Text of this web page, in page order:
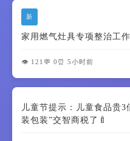
新
家用燃气灶具专项整治工作
👁️ 121 💬 0 ⏰ 5小时前
儿童节提示：儿童食品贵3
装包装”交智商税了🍼